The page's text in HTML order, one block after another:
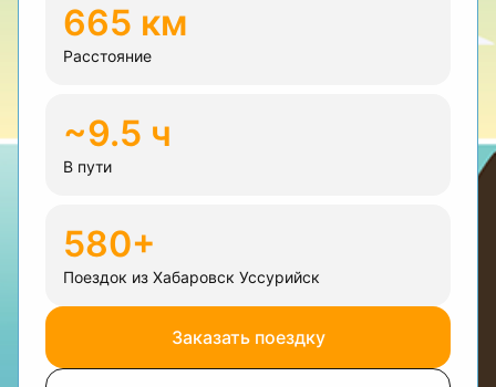
665 км
Расстояние
~9.5 ч
В пути
580+
Поездок из Хабаровск Уссурийск
Заказать поездку